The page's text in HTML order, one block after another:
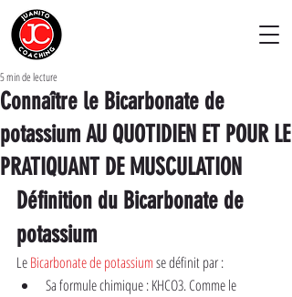
Connaître le Bicarbonate de
potassium AU QUOTIDIEN ET POUR LE
PRATIQUANT DE MUSCULATION
5 min de lecture
Définition du Bicarbonate de
potassium
Le Bicarbonate de potassium se définit par :
Sa formule chimique : KHCO3. Comme le